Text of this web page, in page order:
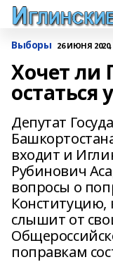
Выборы 26 ИЮНЯ 2020,
Хочет ли
остаться
Депутат
входит и
Рубинович
вопросы о
Конституцию,
слышит от
поправкам